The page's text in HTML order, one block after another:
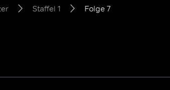
Staffel 1 Folge 7